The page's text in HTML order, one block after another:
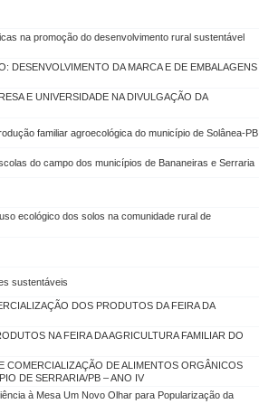
na promoção do desenvolvimento rural sustentável
DESENVOLVIMENTO DA MARCA E DE EMBALAGENS
E UNIVERSIDADE NA DIVULGAÇÃO DA
familiar agroecológica do município de Solânea-PB
do campo dos municípios de Bananeiras e Serraria
ecológico dos solos na comunidade rural de
sustentáveis
DOS PRODUTOS DA FEIRA DA
NA FEIRA DA AGRICULTURA FAMILIAR DO
COMERCIALIZAÇÃO DE ALIMENTOS ORGÂNICOS
DE SERRARIA/PB – ANO IV
à Mesa Um Novo Olhar para Popularização da